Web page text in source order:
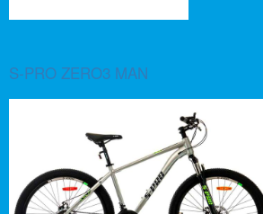
S-PRO ZERO3 MAN